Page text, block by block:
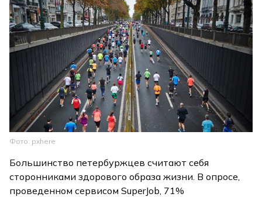
Фото: pxhere
Большинство петербуржцев считают себя
сторонниками здорового образа жизни. В опросе,
проведенном сервисом SuperJob, 71%